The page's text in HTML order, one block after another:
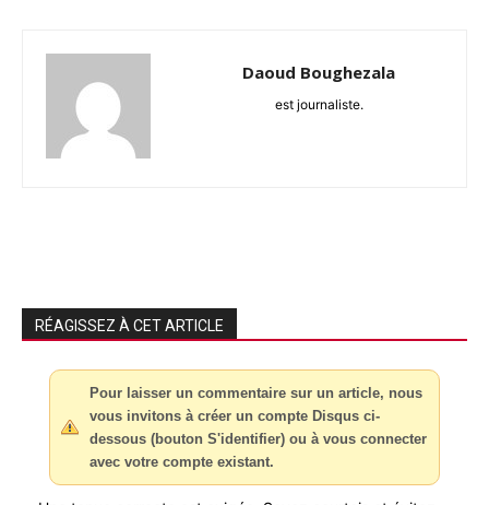
Daoud Boughezala
est journaliste.
RÉAGISSEZ À CET ARTICLE
Pour laisser un commentaire sur un article, nous
vous invitons à créer un compte Disqus ci-
dessous (bouton S'identifier) ou à vous connecter
avec votre compte existant.